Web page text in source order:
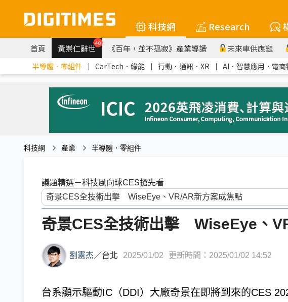
科技網 Research
首頁 黃崇仁辭世40 《百年，並不孤寂》產業導讀 未來車供應鏈
半導體．零組件 ｜ CarTech．綠能 ｜ 行動．通訊．XR ｜ AI．智慧應用．電商
科技網 產業 半導體．零組件
議題精選－科技風向球CES搶先看
奇景CES全技術出擊 WiseEye、
劉憲杰 ／台北 2025/01/02 更新時間：2025/01/02 14:52
台系顯示驅動IC（DDI）大廠奇景在即將到來的CES